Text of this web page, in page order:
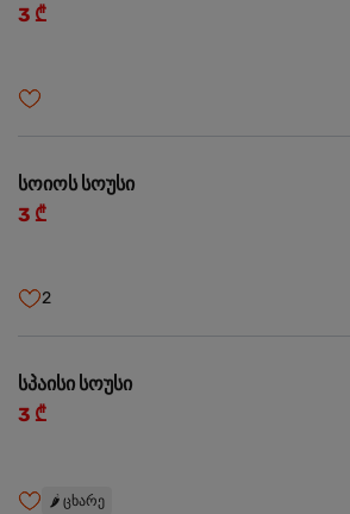
3 ₾
სოიოს სოუსი
3 ₾
2
სპაისი სოუსი
3 ₾
🌶️ ცხარე